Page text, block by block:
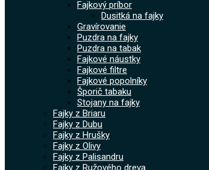
Fajkový príbor
Dusitká na fajky
Gravírovanie
Puzdra na fajky
Puzdra na tabak
Fajkové náustky
Fajkové filtre
Fajkové popolníky
Šporič tabaku
Stojany na fajky
Fajky z Briaru
Fajky z Dubu
Fajky z Hrušky
Fajky z Olivy
Fajky z Palisandru
Fajky z Ružového dreva